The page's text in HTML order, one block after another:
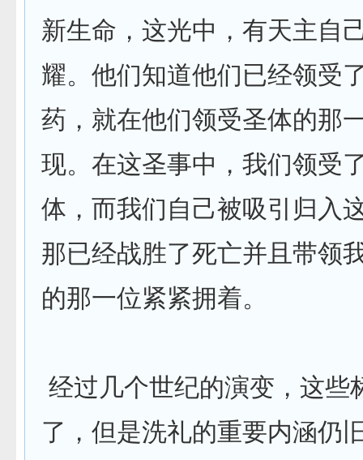
新生命，这光中，有天主自
耀。他们知道他们已经领受
药，就在他们领受圣体的那
现。在这圣事中，我们领受
体，而我们自己被吸引归入
那已经战胜了死亡并且带领
的那一位紧紧拥着。
经过几个世纪的演变，这些
了，但是洗礼的重要内涵仍